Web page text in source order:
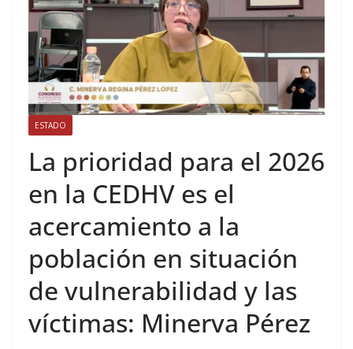
ESTADO
La prioridad para el 2026
en la CEDHV es el
acercamiento a la
población en situación
de vulnerabilidad y las
víctimas: Minerva Pérez